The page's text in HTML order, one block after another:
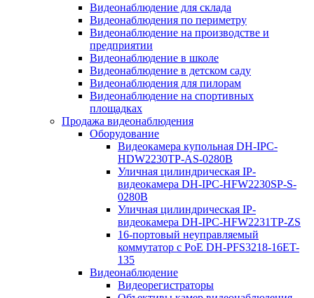
Видеонаблюдение для склада
Видеонаблюдения по периметру
Видеонаблюдение на производстве и
предприятии
Видеонаблюдение в школе
Видеонаблюдение в детском саду
Видеонаблюдения для пилорам
Видеонаблюдение на спортивных
площадках
Продажа видеонаблюдения
Оборудование
Видеокамера купольная DH-IPC-
HDW2230TP-AS-0280B
Уличная цилиндрическая IP-
видеокамера DH-IPC-HFW2230SP-S-
0280B
Уличная цилиндрическая IP-
видеокамера DH-IPC-HFW2231TP-ZS
16-портовый неуправляемый
коммутатор с РоЕ DH-PFS3218-16ET-
135
Видеонаблюдение
Видеорегистраторы